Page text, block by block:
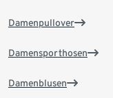
Damenpullover
Damensporthosen
Damenblusen